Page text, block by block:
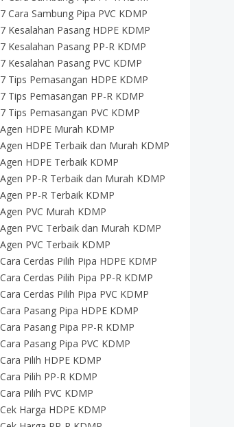
7 Cara Sambung Pipa PVC KDMP
7 Kesalahan Pasang HDPE KDMP
7 Kesalahan Pasang PP-R KDMP
7 Kesalahan Pasang PVC KDMP
7 Tips Pemasangan HDPE KDMP
7 Tips Pemasangan PP-R KDMP
7 Tips Pemasangan PVC KDMP
Agen HDPE Murah KDMP
Agen HDPE Terbaik dan Murah KDMP
Agen HDPE Terbaik KDMP
Agen PP-R Terbaik dan Murah KDMP
Agen PP-R Terbaik KDMP
Agen PVC Murah KDMP
Agen PVC Terbaik dan Murah KDMP
Agen PVC Terbaik KDMP
Cara Cerdas Pilih Pipa HDPE KDMP
Cara Cerdas Pilih Pipa PP-R KDMP
Cara Cerdas Pilih Pipa PVC KDMP
Cara Pasang Pipa HDPE KDMP
Cara Pasang Pipa PP-R KDMP
Cara Pasang Pipa PVC KDMP
Cara Pilih HDPE KDMP
Cara Pilih PP-R KDMP
Cara Pilih PVC KDMP
Cek Harga HDPE KDMP